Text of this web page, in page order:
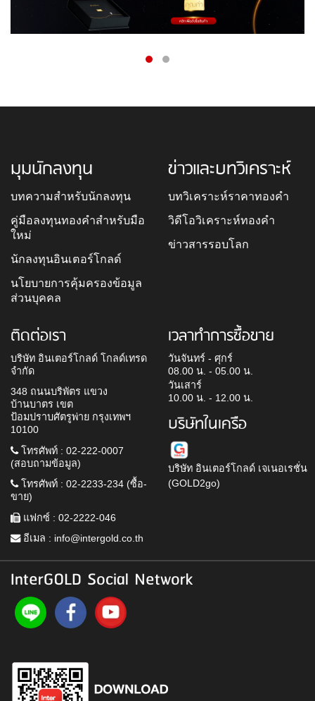
มุมนักลงทุน
บทความสำหรับนักลงทุน
คู่มือลงทุนทองคำสำหรับมือ
ใหม่
นักลงทุนอินเตอร์โกลด์
นโยบายการคุ้มครองข้อมูล
ส่วนบุคคล
ข่าวและบทวิเคราะห์
บทวิเคราะห์ราคาทองคำ
วิดีโอวิเคราะห์ทองคำ
ข่าวสารรอบโลก
ติดต่อเรา
บริษัท อินเตอร์โกลด์ โกลด์เทรด
จำกัด
348 ถนนบริพัตร แขวง
บ้านบาตร เขต
ป้อมปราบศัตรูพ่าย กรุงเทพฯ
10100
โทรศัพท์ : 02-222-0007
(สอบถามข้อมูล)
โทรศัพท์ : 02-2233-234 (ซื้อ-
ขาย)
แฟกซ์ : 02-2222-046
อีเมล : info@intergold.co.th
เวลาทำการซื้อขาย
วันจันทร์ - ศุกร์
08.00 น. - 05.00 น.
วันเสาร์
10.00 น. - 12.00 น.
บริษัทในเครือ
บริษัท อินเตอร์โกลด์ เจเนอเรชั่น
(GOLD2go)
InterGOLD Social Network